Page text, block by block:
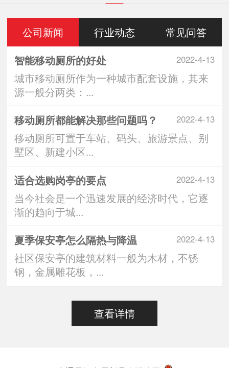
公司新闻 行业动态 常见问答
2022-4-13
智能移动厕所的好处
城市移动厕所作为一种城市配套设施，其来
源一般分两类：...
2022-4-13
移动厕所都能解决那些问题吗？
移动厕所可置于车站、码头、旅游景点、别
墅区、新建小区...
2022-4-13
适合选购岗亭的要点
当今社会是一个迅速发展的经济时代，它逐
渐的趋向于城...
2022-4-13
夏季保安亭怎么隔热与降温
社区保安亭的建筑材料一般为木材，不锈
钢，金属雕花板，...
查看详情